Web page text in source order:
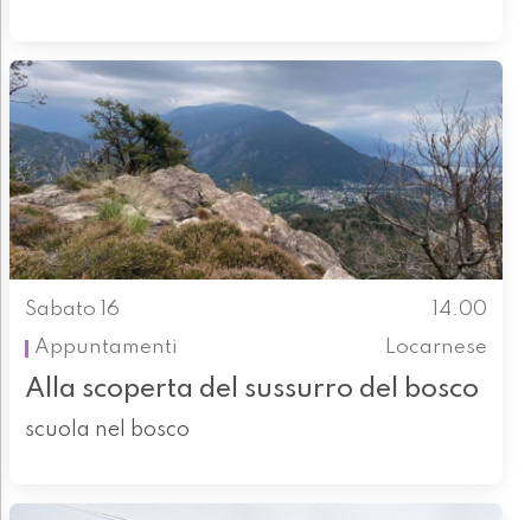
Sabato 16
14.00
Appuntamenti
Locarnese
Alla scoperta del sussurro del bosco
scuola nel bosco